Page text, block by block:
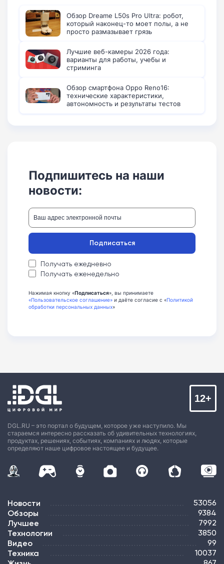
Обзор Dreame L50s Pro Ultra: робот,
который наконец-то моет полы, а не
просто размазывает грязь
Лучшие веб-камеры 2026 года:
варианты для работы, учебы и
стриминга
Обзор смартфона Oppo Reno16:
технические характеристики,
автономность и результаты тестов
Подпишитесь на наши
новости:
Получать ежедневно
Получать еженедельно
Подписаться
Нажимая кнопку «Подписаться», вы принимаете
«Пользовательское соглашение» и даёте согласие с «Политикой
обработки персональных данных»
DGL.RU – это портал о будущем, которое уже наступило. Мы
стараемся интересно рассказать об удивительных технологиях,
продуктах, решениях, событиях, компаниях и людях, которые
определяют наше цифровое настоящее и будущее.
12+
Новости 53056
Обзоры 9384
Лучшее 7992
Технологии 3850
Видео 99
Техника 10037